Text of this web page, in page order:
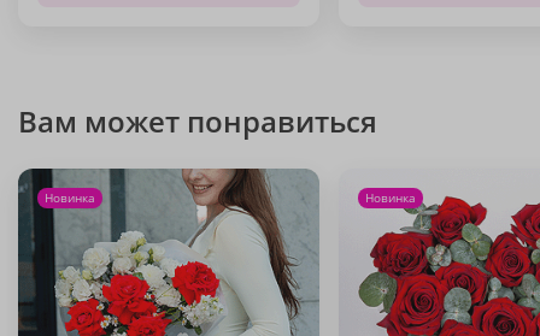
Вам может понравиться
Новинка Новинка